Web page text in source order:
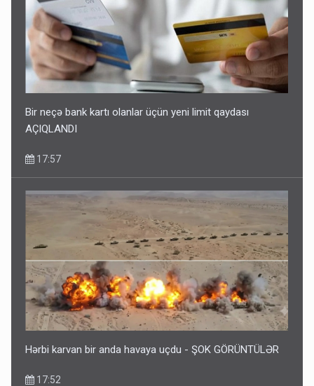
Bir neçə bank kartı olanlar üçün yeni limit qaydası
AÇIQLANDI
17:57
Hərbi karvan bir anda havaya uçdu - ŞOK GÖRÜNTÜLƏR
17:52